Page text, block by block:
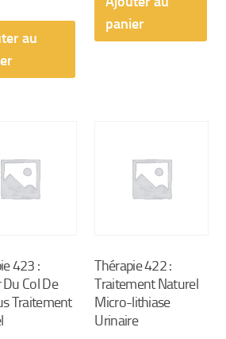
au
panier
423 :
Du Col De
Traitement
Thérapie 422 :
Traitement Naturel
Micro-lithiase
Urinaire